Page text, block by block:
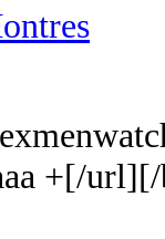
+[/